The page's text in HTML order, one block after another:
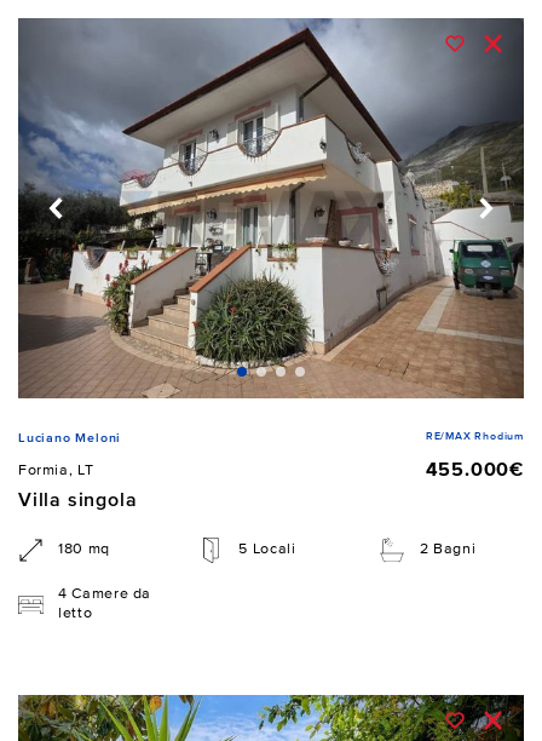
Luciano Meloni RE/MAX Rhodium
Formia, LT
455.000€
Villa singola
180 mq 5 Locali 2 Bagni
4 Camere da
letto